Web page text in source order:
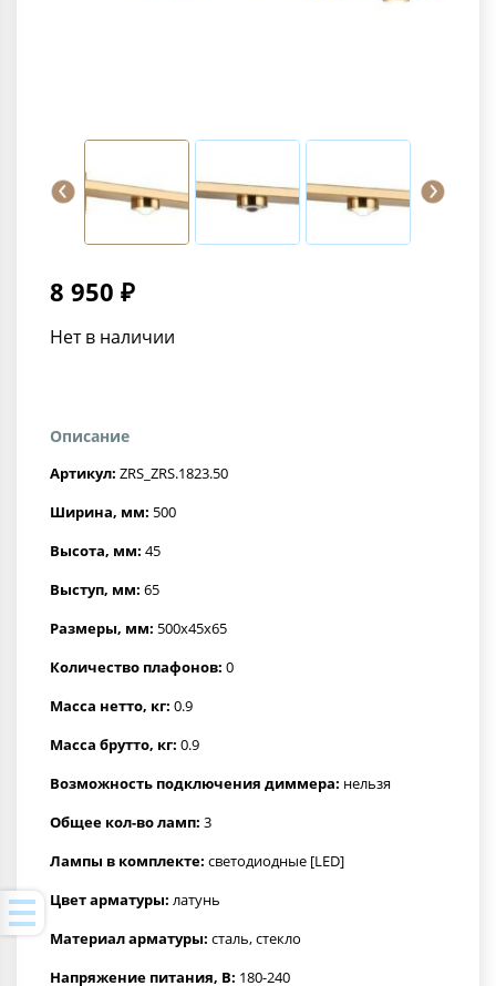
8 950 ₽
Нет в наличии
Описание
Артикул: ZRS_ZRS.1823.50
Ширина, мм: 500
Высота, мм: 45
Выступ, мм: 65
Размеры, мм: 500x45x65
Количество плафонов: 0
Масса нетто, кг: 0.9
Масса брутто, кг: 0.9
Возможность подключения диммера: нельзя
Общее кол-во ламп: 3
Лампы в комплекте: светодиодные [LED]
Цвет арматуры: латунь
Материал арматуры: сталь, стекло
Напряжение питания, В: 180-240